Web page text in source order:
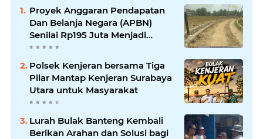
Proyek Anggaran Pendapatan
Dan Belanja Negara (APBN)
Senilai Rp195 Juta Menjadi
Amburadul
Polsek Kenjeran bersama Tiga
Pilar Mantap Kenjeran Surabaya
Utara untuk Masyarakat
Lurah Bulak Banteng Kembali
Berikan Arahan dan Solusi bagi